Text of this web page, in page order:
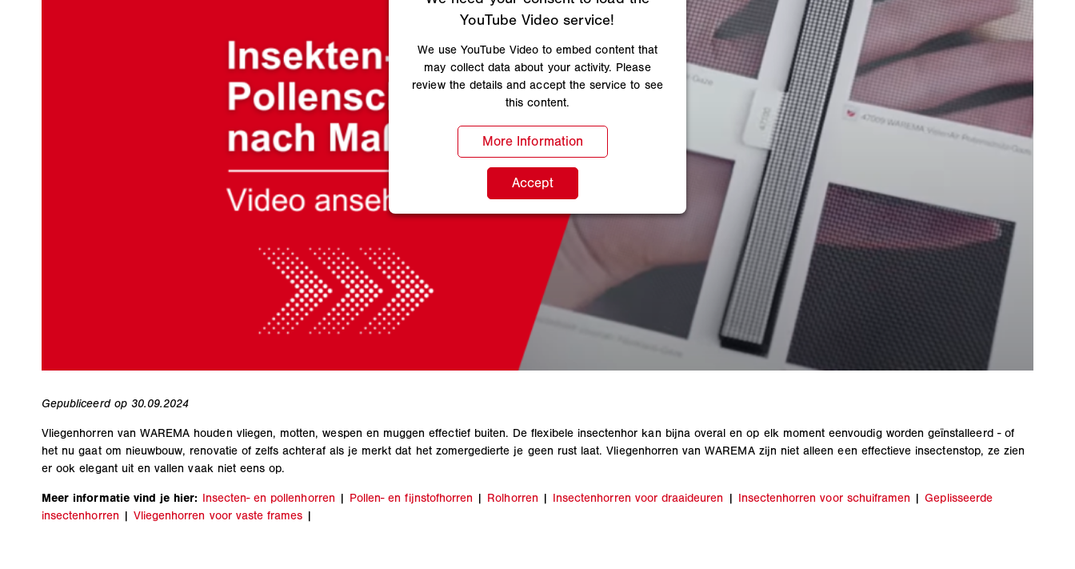
Gepubliceerd op 30.09.2024
Vliegenhorren van WAREMA houden vliegen, motten, wespen en muggen effectief buiten. De flexibele insectenhor kan bijna overal en op elk moment eenvoudig worden geïnstalleerd - of
het nu gaat om nieuwbouw, renovatie of zelfs achteraf als je merkt dat het zomergedierte je geen rust laat. Vliegenhorren van WAREMA zijn niet alleen een effectieve insectenstop, ze zien
er ook elegant uit en vallen vaak niet eens op.
Meer informatie vind je hier: Insecten- en pollenhorren | Pollen- en fijnstofhorren | Rolhorren | Insectenhorren voor draaideuren | Insectenhorren voor schuiframen |Geplisseerde
insectenhorren | Vliegenhorren voor vaste frames |